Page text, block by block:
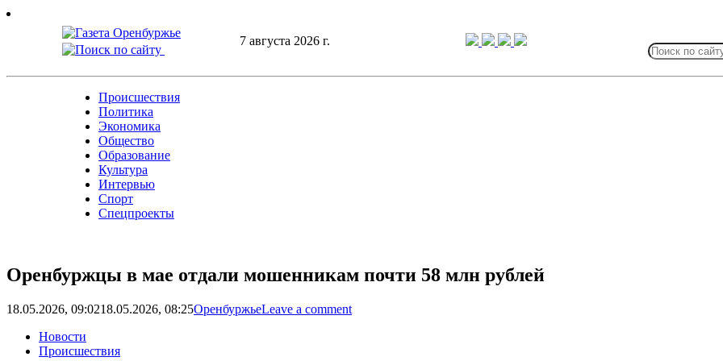
Skip
7 августа 2026 г.
for:
Происшествия
Политика
Экономика
Общество
Образование
Культура
Интервью
Спорт
Спецпроекты
Оренбуржцы в мае отдали мошенникам почти 58 млн рублей
18.05.2026, 09:0218.05.2026, 08:25ОренбуржьеLeave a comment
Новости
Происшествия